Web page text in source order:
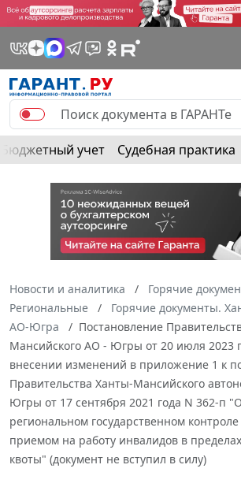
Бюджетный учет Судебная практика
Новости и аналитика
Горячие
Региональные
Горячие документы.
АО-Югра
Постановление
Мансийского АО - Югры от 20 июля 2023
внесении изменений в приложение 1 к
Правительства Ханты-Мансийского
Югры от 17 сентября 2021 года N 362-п
региональном государственном контроле
приемом на работу инвалидов в
квоты" (документ не вступил в силу)